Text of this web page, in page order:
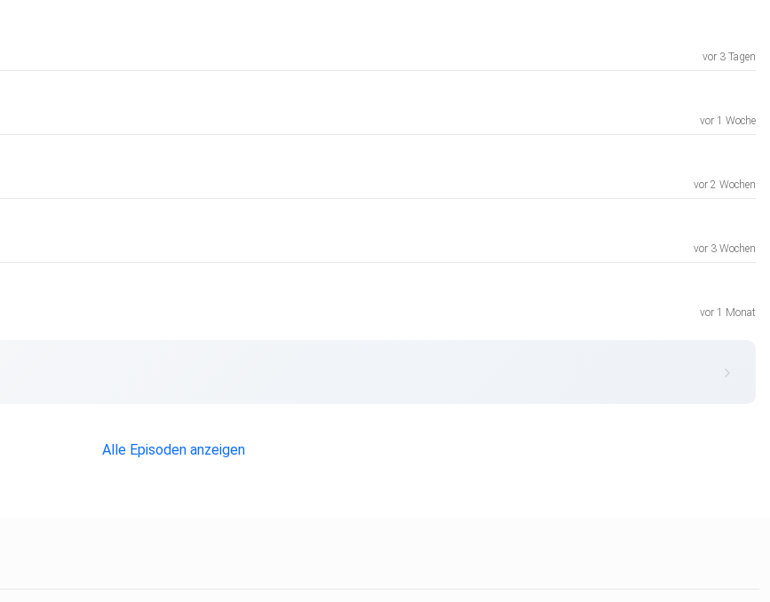
vor 3 Tagen
vor 1 Woche
vor 2 Wochen
vor 3 Wochen
vor 1 Monat
Alle Episoden anzeigen